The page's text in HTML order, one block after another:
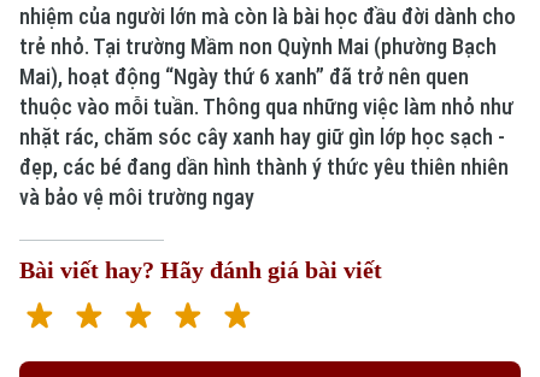
nhiệm của người lớn mà còn là bài học đầu đời dành cho
trẻ nhỏ. Tại trường Mầm non Quỳnh Mai (phường Bạch
Mai), hoạt động “Ngày thứ 6 xanh” đã trở nên quen
thuộc vào mỗi tuần. Thông qua những việc làm nhỏ như
nhặt rác, chăm sóc cây xanh hay giữ gìn lớp học sạch -
đẹp, các bé đang dần hình thành ý thức yêu thiên nhiên
và bảo vệ môi trường ngay
Bài viết hay? Hãy đánh giá bài viết